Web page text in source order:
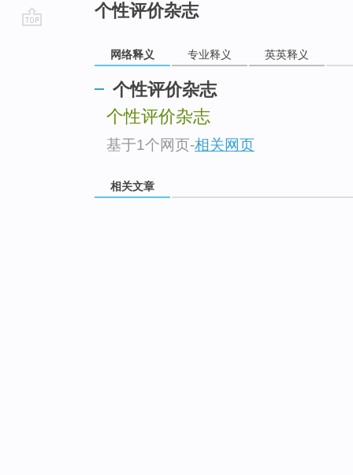
个性评价杂志
网络释义 专业释义 英英释义
个性评价杂志
个性评价杂志
基于1个网页-相关网页
相关文章